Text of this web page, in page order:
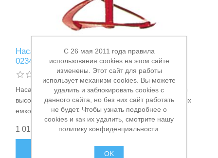
Расходные материалы и оснастка
Насадка для миксера D=90х400мм Makita P-
02347
Насадка для миксера для перемешивания растворов
высокой вязкости - клея, гипса и цемента в небольших
емкостях, подходит к DS4010/DS4012 Makita P-02347
1 018,00 ₽
C 26 мая 2011 года правила
использования cookies на этом сайте
изменены. Этот сайт для работы
использует механизм cookies. Вы можете
удалить и заблокировать cookies с
данного сайта, но без них сайт работать
не будет. Чтобы узнать подробнее о
cookies и как их удалить, смотрите нашу
политику конфиденциальности.
OK